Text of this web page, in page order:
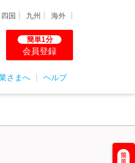
四国 九州 海外
簡単1分
会員登録
さまへ ヘルプ